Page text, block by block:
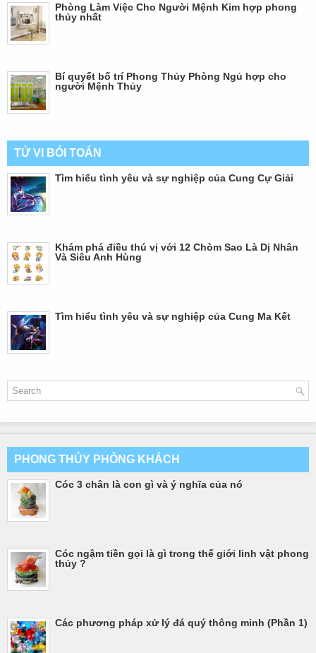
Phòng Làm Việc Cho Người Mệnh Kim hợp phong
thủy nhất
Bí quyết bố trí Phong Thủy Phòng Ngủ hợp cho
người Mệnh Thủy
TỬ VI BÓI TOÁN
Tìm hiểu tình yêu và sự nghiệp của Cung Cự Giải
Khám phá điều thú vị với 12 Chòm Sao Là Dị Nhân
Và Siêu Anh Hùng
Tìm hiểu tình yêu và sự nghiệp của Cung Ma Kết
PHONG THỦY PHÒNG KHÁCH
Cóc 3 chân là con gì và ý nghĩa của nó
Cóc ngậm tiền gọi là gì trong thế giới linh vật phong
thủy ?
Các phương pháp xử lý đá quý thông minh (Phần 1)